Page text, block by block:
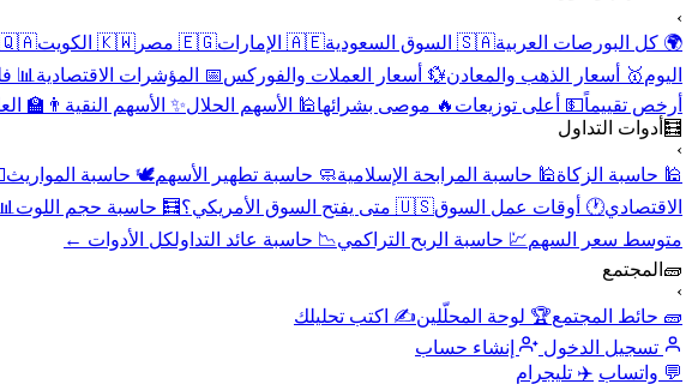
›
🌍 كل البورصات العربية🇸🇦 السوق السعودية 🇦🇪 الإمارات 🇪🇬 مصر 🇰🇼 الكويت 🇶🇦 قطر
اليوم🥇 أسعار الذهب والمعادن💱 أسعار العملات والفوركس📅 المؤشرات الاقتصادية 📊
أرخص تقييماً💵 أعلى توزيعات 🔥 موصى بشرائها🕌 الأسهم الحلال✨ الأسهم النقية 👨‍🏫
🧮 أدوات التداول
›
🕌 حاسبة الزكاة🕌 حاسبة المرابحة الإسلامية🧼 حاسبة تطهير الأسهم🕊️ حاسبة المواريث
الاقتصادي🕐 أوقات عمل السوق🇺🇸 متى يفتح السوق الأمريكي؟ 🧮 حاسبة حجم اللوت
متوسط سعر السهم💹 حاسبة الربح التراكمي📉 حاسبة عائد التداولكل الأدوات ←
🧱 المجتمع
›
🧱 حائط المجتمع🏆 لوحة المحلّلين✍️ اكتب تحليلك
تسجيل الدخول
إنشاء حساب
💬 واتساب ✈️ تليجرام